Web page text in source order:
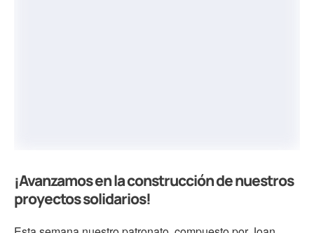
¡Avanzamos en la construcción de nuestros
proyectos solidarios!